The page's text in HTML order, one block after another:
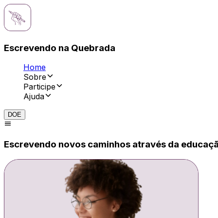
Escrevendo na Quebrada
Home
Sobre
Participe
Ajuda
DOE
Escrevendo novos caminhos através da